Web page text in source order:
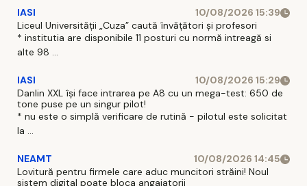
IASI
10/08/2026 15:39
Liceul Universității „Cuza” caută învățători și profesori
* institutia are disponibile 11 posturi cu normă intreagă si
alte 98 ...
IASI
10/08/2026 15:29
Danlin XXL își face intrarea pe A8 cu un mega-test: 650 de
tone puse pe un singur pilot!
* nu este o simplă verificare de rutină - pilotul este solicitat
la ...
NEAMT
10/08/2026 14:45
Lovitură pentru firmele care aduc muncitori străini! Noul
sistem digital poate bloca angajatorii